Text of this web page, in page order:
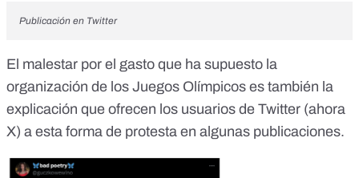
Publicación en Twitter
El malestar por el gasto que ha supuesto la
organización de los Juegos Olímpicos es también la
explicación que ofrecen los usuarios de Twitter (ahora
X) a esta forma de protesta en algunas publicaciones.